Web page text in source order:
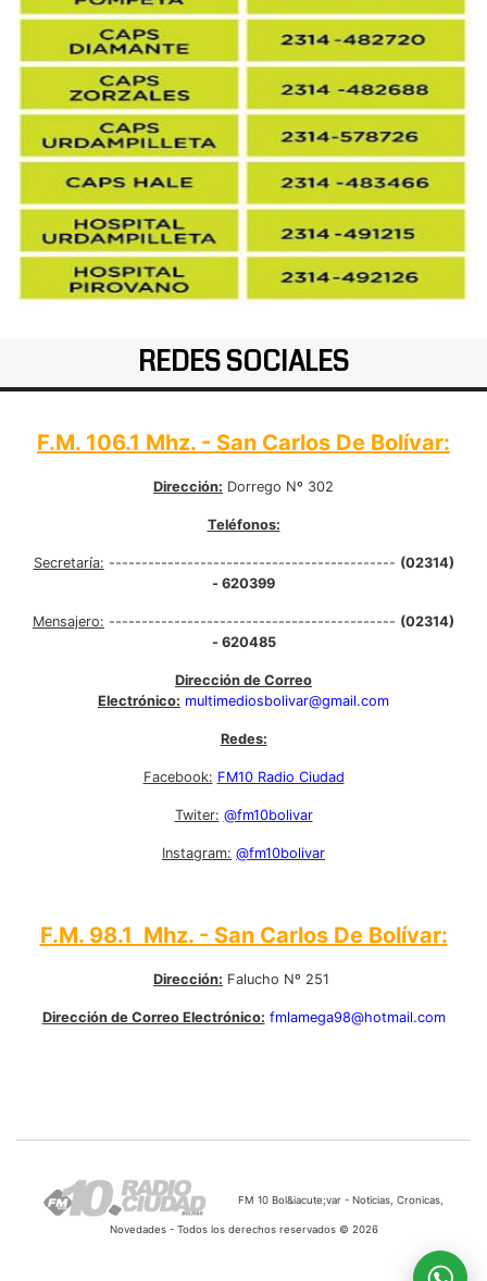
REDES SOCIALES
F.M. 106.1 Mhz. - San Carlos De Bolívar:
Dirección: Dorrego Nº 302
Teléfonos:
Secretaría: -------------------------------------------- (02314)
- 620399
Mensajero: -------------------------------------------- (02314)
- 620485
Dirección de Correo
Electrónico: multimediosbolivar@gmail.com
Redes:
Facebook: FM10 Radio Ciudad
Twiter: @fm10bolivar
Instagram: @fm10bolivar
F.M. 98.1 Mhz. - San Carlos De Bolívar:
Dirección: Falucho Nº 251
Dirección de Correo Electrónico: fmlamega98@hotmail.com
FM 10 Bol&iacute;var - Noticias, Cronicas,
Novedades - Todos los derechos reservados © 2026